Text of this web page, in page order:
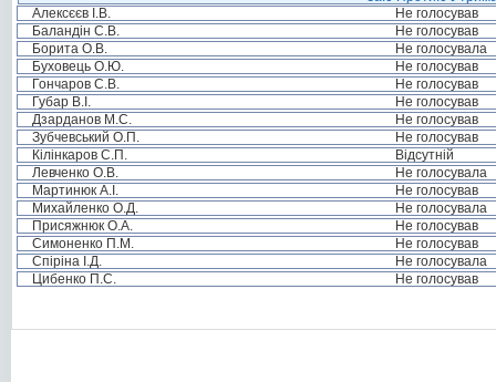
Алексєєв І.В.
Не голосував
Баландін С.В.
Не голосував
Борита О.В.
Не голосувала
Буховець О.Ю.
Не голосував
Гончаров С.В.
Не голосував
Губар В.І.
Не голосував
Дзарданов М.С.
Не голосував
Зубчевський О.П.
Не голосував
Кілінкаров С.П.
Відсутній
Левченко О.В.
Не голосувала
Мартинюк А.І.
Не голосував
Михайленко О.Д.
Не голосувала
Присяжнюк О.А.
Не голосував
Симоненко П.М.
Не голосував
Спіріна І.Д.
Не голосувала
Цибенко П.С.
Не голосував